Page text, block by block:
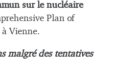
sur le nucléaire
Plan of
Vienne.
malgré des tentatives